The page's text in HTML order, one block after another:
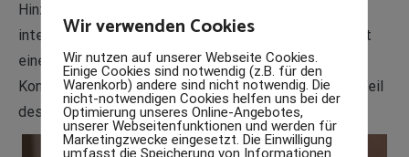
Hinzu kommt: Die Übungen sind leicht in den Alltag
integrierbar. Du kannst sie zu Hause nachmachen – mit
einem Ball, einem Würfel, ein paar Post-its. So wird
Konzentration kein isoliertes Training mehr, sondern Teil
des Alltags.
Wir verwenden Cookies
Wir nutzen auf unserer Webseite Cookies.
Einige Cookies sind notwendig (z.B. für den
Warenkorb) andere sind nicht notwendig. Die
nicht-notwendigen Cookies helfen uns bei der
Optimierung unseres Online-Angebotes,
unserer Webseitenfunktionen und werden für
Marketingzwecke eingesetzt. Die Einwilligung
umfasst die Speicherung von Informationen